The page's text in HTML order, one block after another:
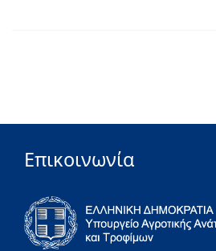
Επικοινωνία